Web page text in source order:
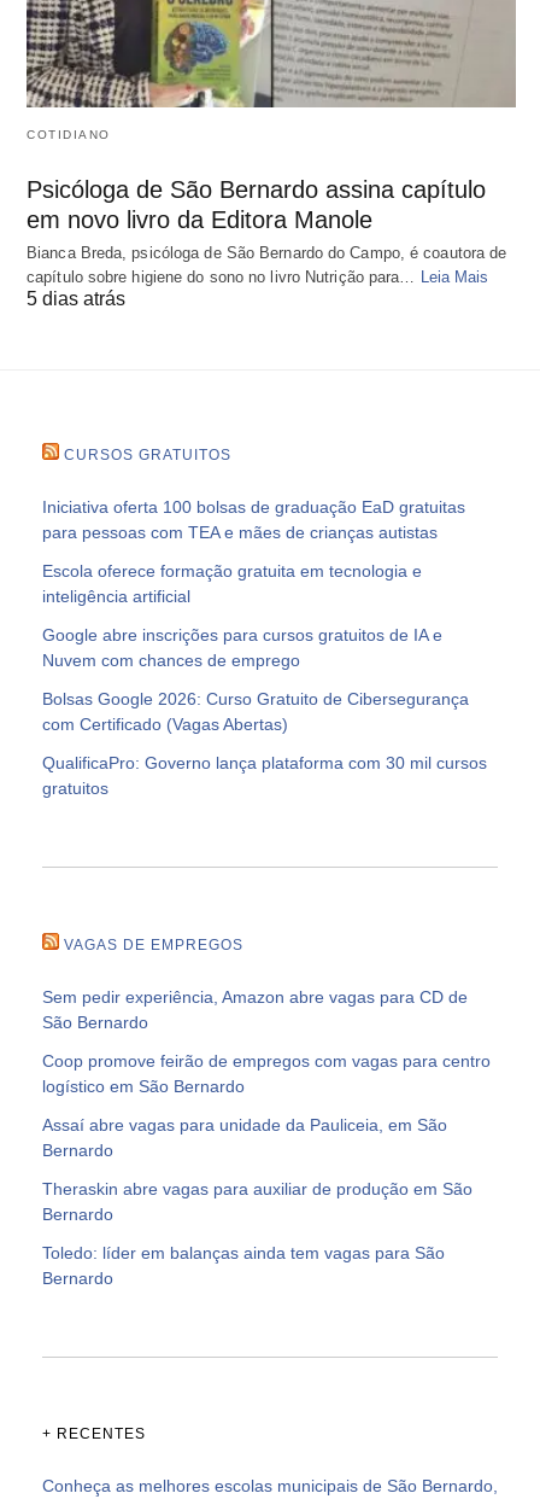
COTIDIANO
Psicóloga de São Bernardo assina capítulo
em novo livro da Editora Manole
Bianca Breda, psicóloga de São Bernardo do Campo, é coautora de
capítulo sobre higiene do sono no livro Nutrição para…
Leia Mais
5 dias atrás
CURSOS GRATUITOS
Iniciativa oferta 100 bolsas de graduação EaD gratuitas
para pessoas com TEA e mães de crianças autistas
Escola oferece formação gratuita em tecnologia e
inteligência artificial
Google abre inscrições para cursos gratuitos de IA e
Nuvem com chances de emprego
Bolsas Google 2026: Curso Gratuito de Cibersegurança
com Certificado (Vagas Abertas)
QualificaPro: Governo lança plataforma com 30 mil cursos
gratuitos
VAGAS DE EMPREGOS
Sem pedir experiência, Amazon abre vagas para CD de
São Bernardo
Coop promove feirão de empregos com vagas para centro
logístico em São Bernardo
Assaí abre vagas para unidade da Pauliceia, em São
Bernardo
Theraskin abre vagas para auxiliar de produção em São
Bernardo
Toledo: líder em balanças ainda tem vagas para São
Bernardo
+ RECENTES
Conheça as melhores escolas municipais de São Bernardo,